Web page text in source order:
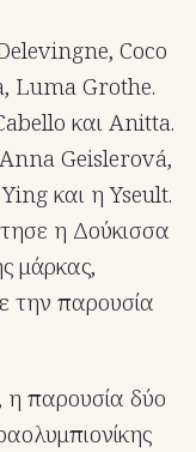
Coco
Luma Grothe.
και Anitta.
Geislerová,
και η Yseult.
η Δούκισσα
μάρκας,
την παρουσία
η παρουσία δύο